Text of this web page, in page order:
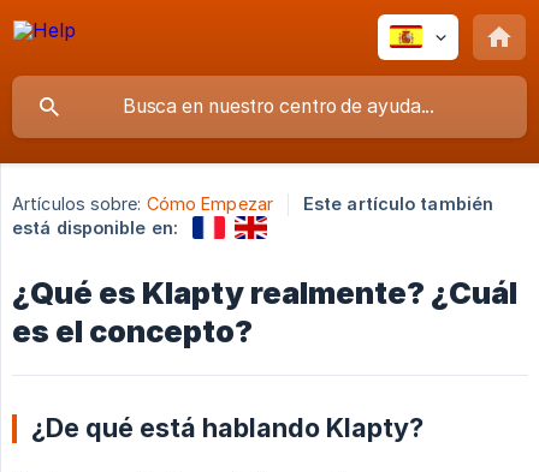
Artículos sobre: Cómo Empezar
Este artículo también
está disponible en:
¿Qué es Klapty realmente? ¿Cuál
es el concepto?
¿De qué está hablando Klapty?